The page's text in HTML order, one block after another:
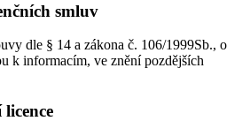
smluv
dle § 14 a zákona č. 106/1999Sb., o
k informacím, ve znění pozdějších